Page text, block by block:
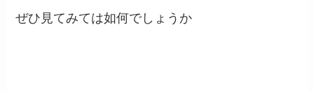
ぜひ見てみては如何でしょうか